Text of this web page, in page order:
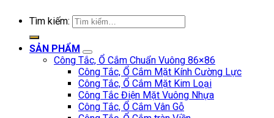
Tìm kiếm:
SẢN PHẨM
Công Tắc, Ổ Cắm Chuẩn Vuông 86×86
Công Tắc, Ổ Cắm Mặt Kính Cường Lực
Công Tắc, Ổ Cắm Mặt Kim Loại
Công Tắc Điện Mặt Vuông Nhựa
Công Tắc, Ổ Cắm Vân Gỗ